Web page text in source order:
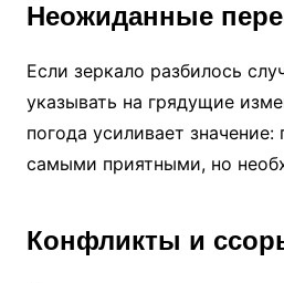
Неожиданные
Если зеркало разбилось
указывать на грядущие
погода усиливает
самыми приятными, но
Конфликты и